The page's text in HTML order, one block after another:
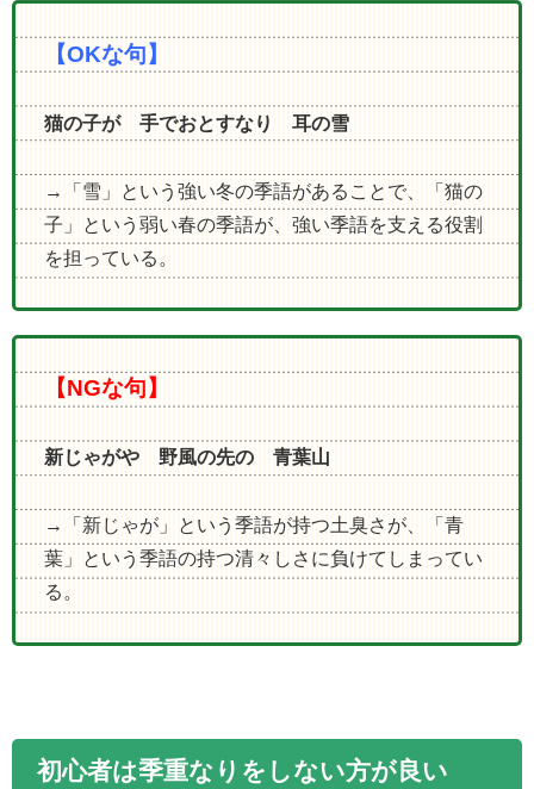
【OKな句】
猫の子が 手でおとすなり 耳の雪
→「雪」という強い冬の季語があることで、「猫の
子」という弱い春の季語が、強い季語を支える役割
を担っている。
【NGな句】
新じゃがや 野風の先の 青葉山
→「新じゃが」という季語が持つ土臭さが、「青
葉」という季語の持つ清々しさに負けてしまってい
る。
初心者は季重なりをしない方が良い